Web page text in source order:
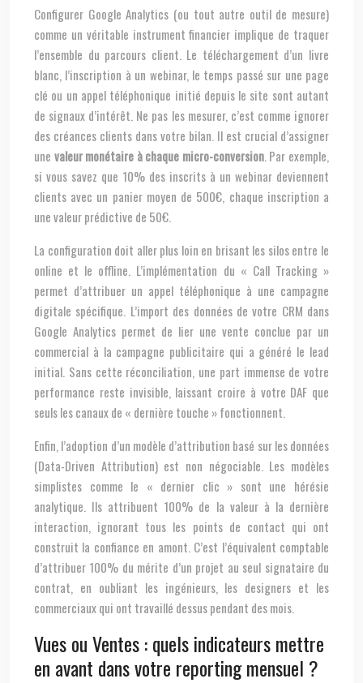
Configurer Google Analytics (ou tout autre outil de mesure)
comme un véritable instrument financier implique de traquer
l’ensemble du parcours client. Le téléchargement d’un livre
blanc, l’inscription à un webinar, le temps passé sur une page
clé ou un appel téléphonique initié depuis le site sont autant
de signaux d’intérêt. Ne pas les mesurer, c’est comme ignorer
des créances clients dans votre bilan. Il est crucial d’assigner
une valeur monétaire à chaque micro-conversion. Par exemple,
si vous savez que 10% des inscrits à un webinar deviennent
clients avec un panier moyen de 500€, chaque inscription a
une valeur prédictive de 50€.
La configuration doit aller plus loin en brisant les silos entre le
online et le offline. L’implémentation du « Call Tracking »
permet d’attribuer un appel téléphonique à une campagne
digitale spécifique. L’import des données de votre CRM dans
Google Analytics permet de lier une vente conclue par un
commercial à la campagne publicitaire qui a généré le lead
initial. Sans cette réconciliation, une part immense de votre
performance reste invisible, laissant croire à votre DAF que
seuls les canaux de « dernière touche » fonctionnent.
Enfin, l’adoption d’un modèle d’attribution basé sur les données
(Data-Driven Attribution) est non négociable. Les modèles
simplistes comme le « dernier clic » sont une hérésie
analytique. Ils attribuent 100% de la valeur à la dernière
interaction, ignorant tous les points de contact qui ont
construit la confiance en amont. C’est l’équivalent comptable
d’attribuer 100% du mérite d’un projet au seul signataire du
contrat, en oubliant les ingénieurs, les designers et les
commerciaux qui ont travaillé dessus pendant des mois.
Vues ou Ventes : quels indicateurs mettre
en avant dans votre reporting mensuel ?